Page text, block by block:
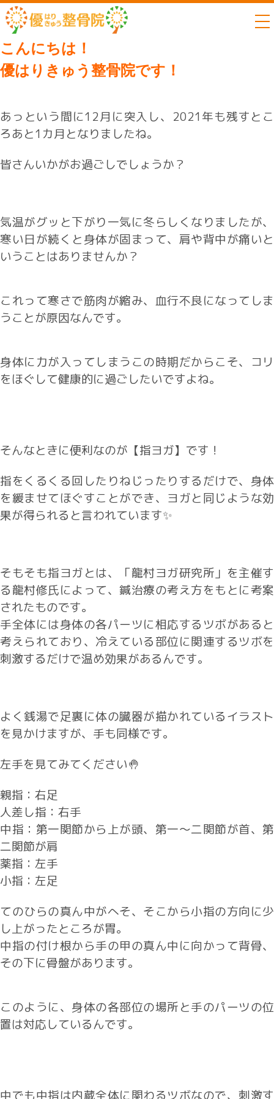
こんにちは！
優はりきゅう整骨院です！
あっという間に12月に突入し、2021年も残すとこ
ろあと1カ月となりましたね。
皆さんいかがお過ごしでしょうか？
気温がグッと下がり一気に冬らしくなりましたが、
寒い日が続くと身体が固まって、肩や背中が痛いと
いうことはありませんか？
これって寒さで筋肉が縮み、血行不良になってしま
うことが原因なんです。
身体に力が入ってしまうこの時期だからこそ、コリ
をほぐして健康的に過ごしたいですよね。
そんなときに便利なのが【指ヨガ】です！
指をくるくる回したりねじったりするだけで、身体
を緩ませてほぐすことができ、ヨガと同じような効
果が得られると言われています✨
そもそも指ヨガとは、「龍村ヨガ研究所」を主催す
る龍村修氏によって、鍼治療の考え方をもとに考案
されたものです。
手全体には身体の各パーツに相応するツボがあると
考えられており、冷えている部位に関連するツボを
刺激するだけで温め効果があるんです。
よく銭湯で足裏に体の臓器が描かれているイラスト
を見かけますが、手も同様です。
左手を見てみてください🤚
親指：右足
人差し指：右手
中指：第一関節から上が頭、第一～二関節が首、第
二関節が肩
薬指：左手
小指：左足
てのひらの真ん中がへそ、そこから小指の方向に少
し上がったところが胃。
中指の付け根から手の甲の真ん中に向かって背骨、
その下に骨盤があります。
このように、身体の各部位の場所と手のパーツの位
置は対応しているんです。
中でも中指は内蔵全体に関わるツボなので、刺激す